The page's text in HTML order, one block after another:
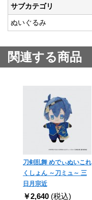
サブカテゴリ
ぬいぐるみ
関連する商品
刀剣乱舞 めでぃぬいこれ
くしょん ～刀ミュ～ 三
日月宗近
￥2,640 (税込)